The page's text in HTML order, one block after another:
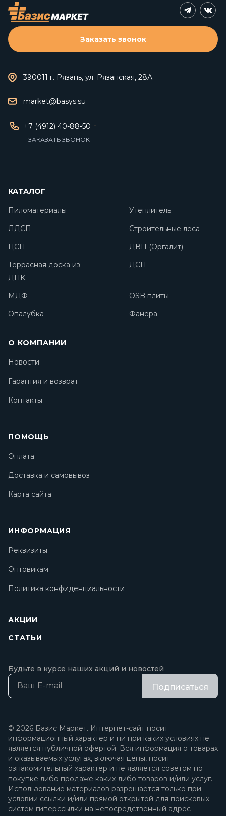
390011 г. Рязань, ул. Рязанская, 28А
market@basys.su
+7 (4912) 40-88-50
ЗАКАЗАТЬ ЗВОНОК
Заказать звонок
КАТАЛОГ
Пиломатериалы
Утеплитель
ЛДСП
Строительные леса
ЦСП
ДВП (Оргалит)
Террасная доска из
ДПК
ДСП
МДФ
OSB плиты
Опалубка
Фанера
О КОМПАНИИ
Новости
Гарантия и возврат
Контакты
ПОМОЩЬ
Оплата
Доставка и самовывоз
Карта сайта
ИНФОРМАЦИЯ
Реквизиты
Оптовикам
Политика конфиденциальности
АКЦИИ
СТАТЬИ
Будьте в курсе наших акций и новостей
Подписаться
© 2026 Базис Маркет. Интернет-сайт носит
информационный характер и ни при каких условиях не
является публичной офертой. Вся информация о товарах
и оказываемых услугах, включая цены, носит
ознакомительный характер и не является советом по
покупке либо продаже каких-либо товаров и/или услуг.
Использование материалов разрешается только при
условии ссылки и/или прямой открытой для поисковых
систем гиперссылки на непосредственный адрес